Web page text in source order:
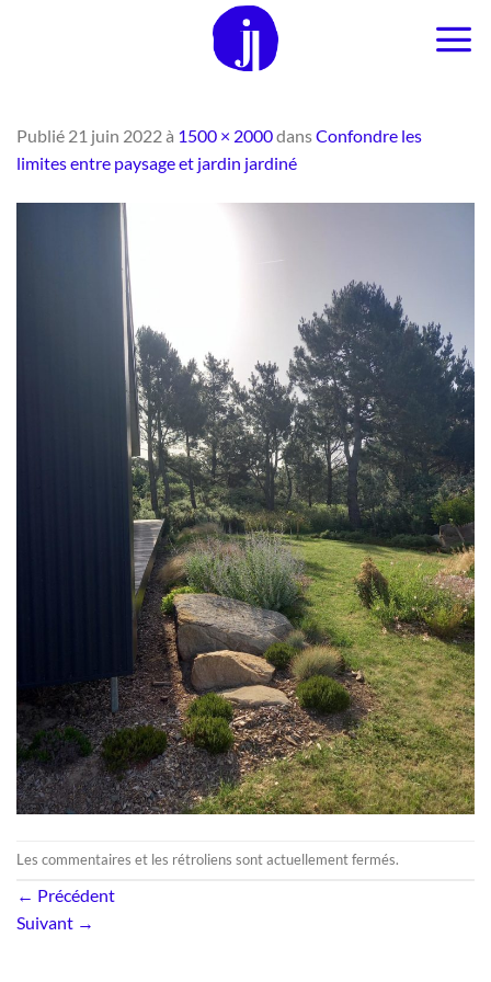
Publié 21 juin 2022à 1500 × 2000dansConfondre les
limites entre paysage et jardin jardiné
Les commentaires et les rétroliens sont actuellement fermés.
← Précédent
Suivant →